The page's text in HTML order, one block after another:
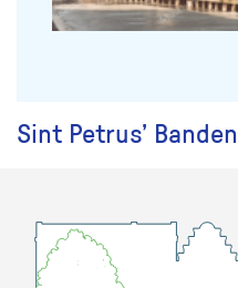
Sint Petrus’ Banden